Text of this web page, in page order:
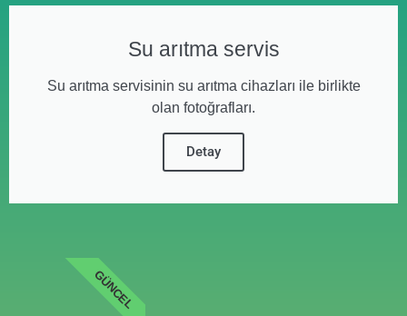
Su arıtma servis
Su arıtma servisinin su arıtma cihazları ile birlikte
olan fotoğrafları.
Detay
GÜNCEL